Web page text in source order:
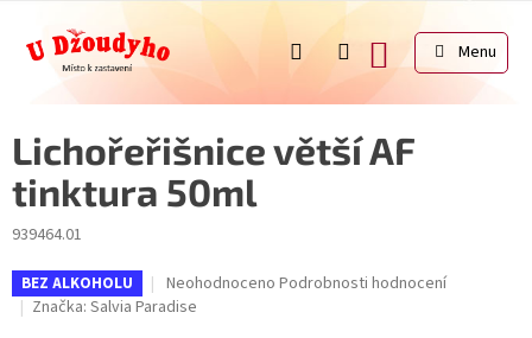
obsah
NÁKUPNÍ
KOŠÍK
Lichořeřišnice větší AF
tinktura 50ml
939464.01
BEZ ALKOHOLU
Průměrné
hodnocení
Neohodnoceno Podrobnosti hodnocení
Značka: Salvia Paradise